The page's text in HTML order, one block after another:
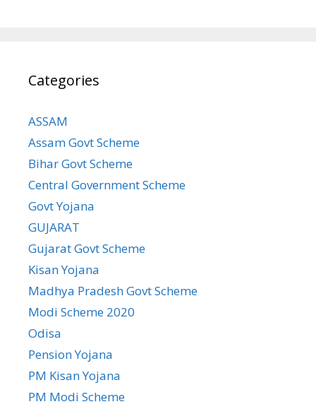
Categories
ASSAM
Assam Govt Scheme
Bihar Govt Scheme
Central Government Scheme
Govt Yojana
GUJARAT
Gujarat Govt Scheme
Kisan Yojana
Madhya Pradesh Govt Scheme
Modi Scheme 2020
Odisa
Pension Yojana
PM Kisan Yojana
PM Modi Scheme